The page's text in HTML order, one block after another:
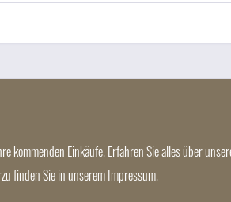
kommenden Einkäufe. Erfahren Sie alles über
finden Sie in unserem Impressum.